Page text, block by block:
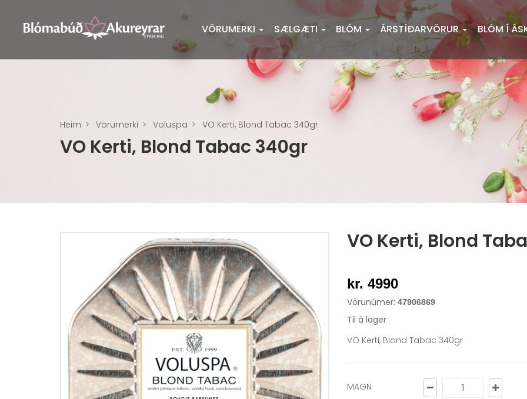
VÖRUMERKI SÆLGÆTI BLÓM ÁRSTÍÐARVÖRUR BLÓM Í
Heim Vörumerki Voluspa VO Kerti, Blond Tabac 340gr
VO Kerti, Blond Tabac 340gr
VO Kerti, Blond
kr. 4990
Vörunúmer: 47906869
Til á lager
VO Kerti, Blond Tabac 340gr
MAGN